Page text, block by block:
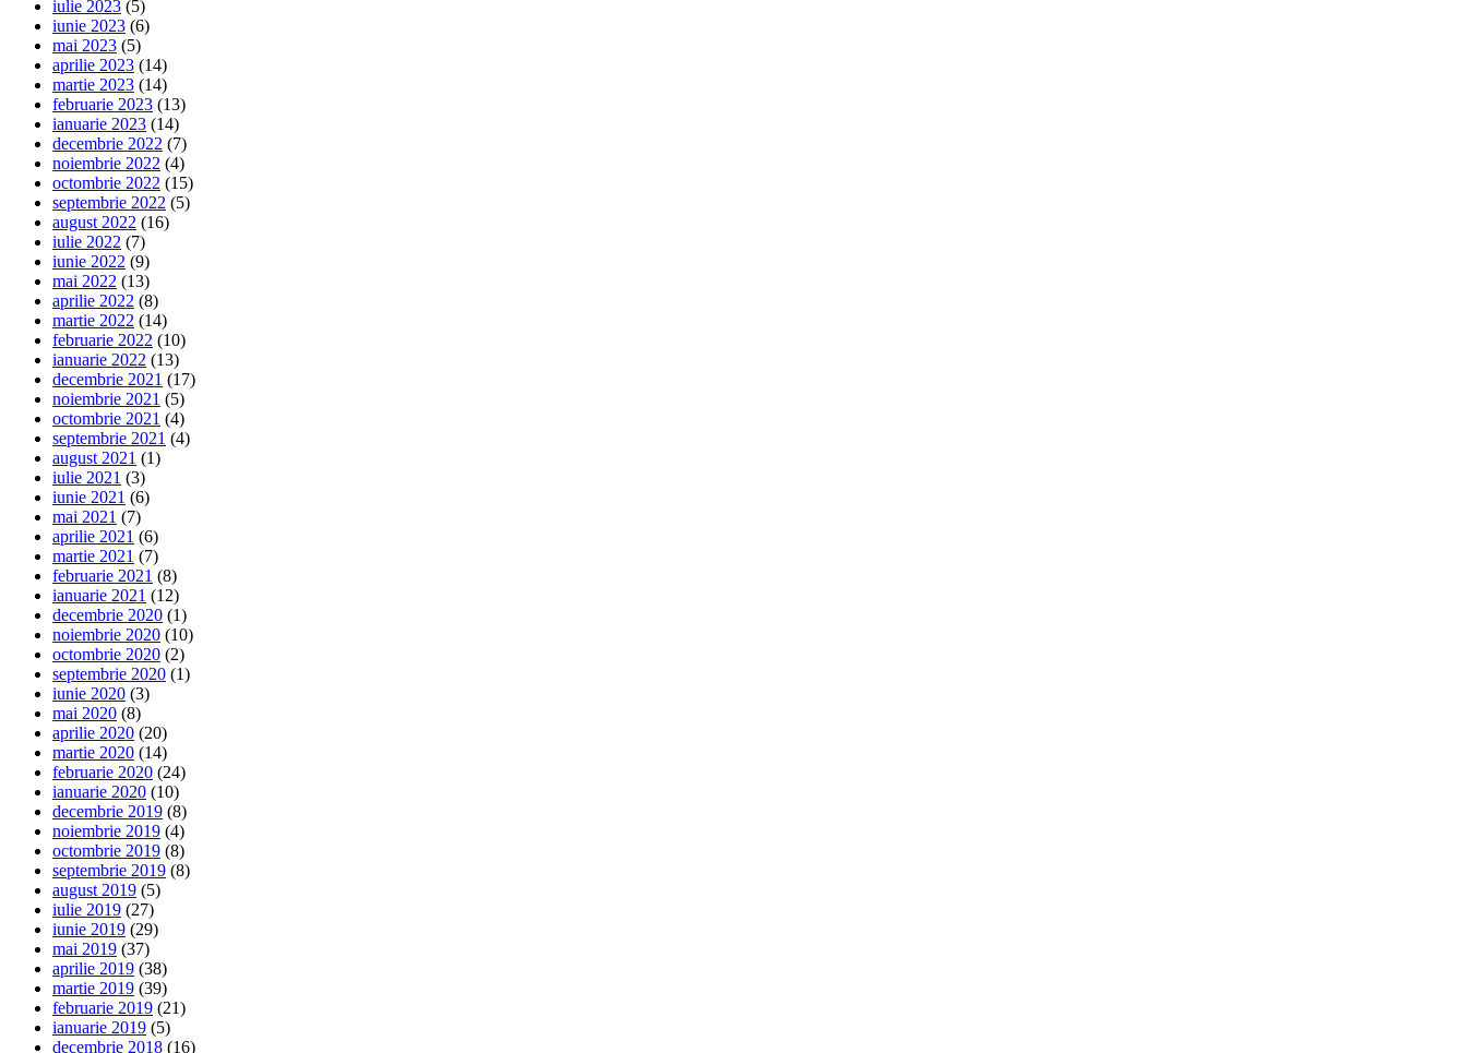
iulie 2023 (5)
iunie 2023 (6)
mai 2023 (5)
aprilie 2023 (14)
martie 2023 (14)
februarie 2023 (13)
ianuarie 2023 (14)
decembrie 2022 (7)
noiembrie 2022 (4)
octombrie 2022 (15)
septembrie 2022 (5)
august 2022 (16)
iulie 2022 (7)
iunie 2022 (9)
mai 2022 (13)
aprilie 2022 (8)
martie 2022 (14)
februarie 2022 (10)
ianuarie 2022 (13)
decembrie 2021 (17)
noiembrie 2021 (5)
octombrie 2021 (4)
septembrie 2021 (4)
august 2021 (1)
iulie 2021 (3)
iunie 2021 (6)
mai 2021 (7)
aprilie 2021 (6)
martie 2021 (7)
februarie 2021 (8)
ianuarie 2021 (12)
decembrie 2020 (1)
noiembrie 2020 (10)
octombrie 2020 (2)
septembrie 2020 (1)
iunie 2020 (3)
mai 2020 (8)
aprilie 2020 (20)
martie 2020 (14)
februarie 2020 (24)
ianuarie 2020 (10)
decembrie 2019 (8)
noiembrie 2019 (4)
octombrie 2019 (8)
septembrie 2019 (8)
august 2019 (5)
iulie 2019 (27)
iunie 2019 (29)
mai 2019 (37)
aprilie 2019 (38)
martie 2019 (39)
februarie 2019 (21)
ianuarie 2019 (5)
decembrie 2018 (16)